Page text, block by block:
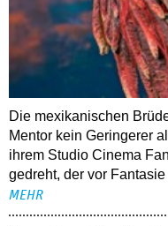
Die mexikanischen
Mentor kein Geringerer
ihrem Studio Cinema
gedreht, der vor
MEHR